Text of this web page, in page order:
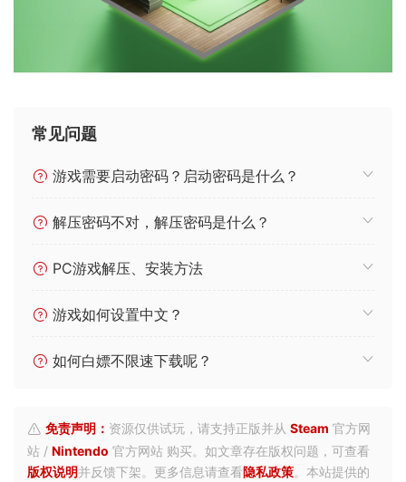
常见问题
游戏需要启动密码？启动密码是什么？
解压密码不对，解压密码是什么？
PC游戏解压、安装方法
游戏如何设置中文？
如何白嫖不限速下载呢？
免责声明： 资源仅供试玩，请支持正版并从 Steam 官方网
站 / Nintendo 官方网站 购买。如文章存在版权问题，可查看
版权说明并反馈下架。更多信息请查看隐私政策。本站提供的